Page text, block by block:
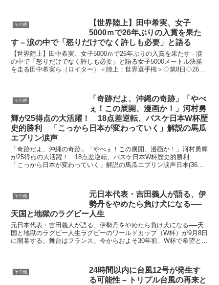
その他
【世界陸上】田中希実、女子
5000ｍで26年ぶりの入賞を果た
す – 涙の中で「怒りだけでなく許しも必要」と語る
【世界陸上】田中希実、女子5000ｍで26年ぶりの入賞を果たす - 涙
の中で「怒りだけでなく許しも必要」と語る女子5000メートル決勝
を走る田中希実ら（ロイター）＜陸上：世界選手権＞◇第8日◇26日
その他
「奇跡だよ、沖縄の奇跡」「やべ
ぇ！この展開、漫画か！」河村勇
輝が25得点の大活躍！ 18点差逆転、バスケ日本W杯歴
史的勝利 「こっから日本が変わっていく」解説の馬瓜
エブリン涙声
「奇跡だよ、沖縄の奇跡」「やべぇ！この展開、漫画か！」河村勇輝
が25得点の大活躍！ 18点差逆転、バスケ日本W杯歴史的勝利
「こっから日本が変わっていく」解説の馬瓜エブリン涙声日本(36位)
その他
元日本代表・吉田義人が語る、伊
勢丹をやめたら負け犬になる──
天国と地獄のラグビー人生
元日本代表・吉田義人が語る、伊勢丹をやめたら負け犬になる──天
国と地獄のラグビー人生ラグビーのワールドカップ（W杯）が9月8日
に開幕する。舞台はフランス。今からおよそ30年前、W杯で希望と絶
その他
24時間以内に台風12号が発生す
る可能性 – トリプル台風の再来と